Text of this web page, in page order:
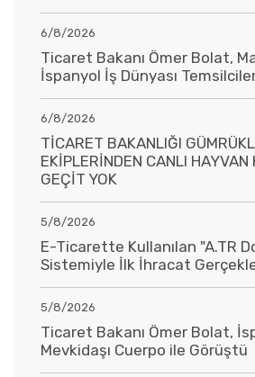
6/8/2026
Ticaret Bakanı Ömer Bolat,
İspanyol İş Dünyası
6/8/2026
TİCARET BAKANLIĞI
EKİPLERİNDEN CANLI
GEÇİT YOK
5/8/2026
E-Ticarette Kullanılan "A.TR
Sistemiyle İlk İhracat
5/8/2026
Ticaret Bakanı Ömer Bolat,
Mevkidaşı Cuerpo ile Görüştü